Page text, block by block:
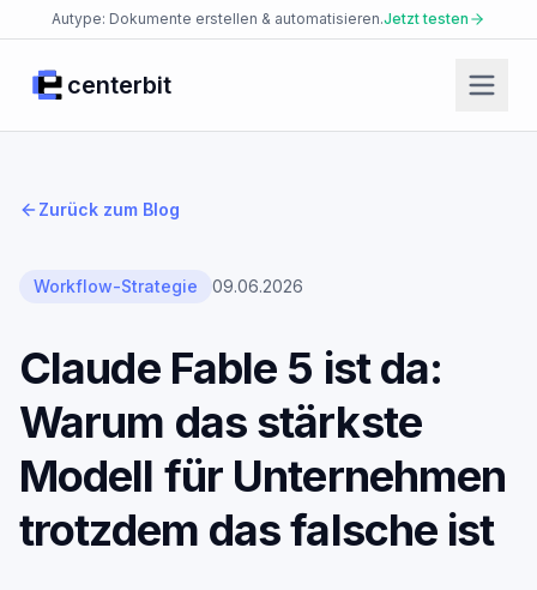
Autype: Dokumente erstellen & automatisieren.Jetzt testen
centerbit
Start
Facio Agent
AI Security Platform
Enterprise Knowledge Base
JsonCut Media
Leistungen
Zurück zum Blog
Workflow-Strategie 09.06.2026
Claude Fable 5 ist da:
Warum das stärkste
Modell für Unternehmen
trotzdem das falsche ist